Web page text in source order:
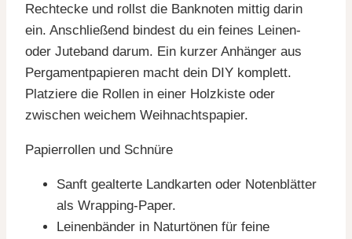
Rechtecke und rollst die Banknoten mittig darin
ein. Anschließend bindest du ein feines Leinen-
oder Juteband darum. Ein kurzer Anhänger aus
Pergamentpapieren macht dein DIY komplett.
Platziere die Rollen in einer Holzkiste oder
zwischen weichem Weihnachtspapier.
Papierrollen und Schnüre
Sanft gealterte Landkarten oder Notenblätter
als Wrapping-Paper.
Leinenbänder in Naturtönen für feine